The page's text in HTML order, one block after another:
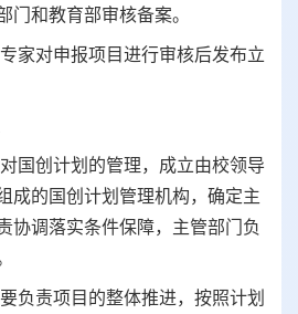
门和教育部审核备案。
家对申报项目进行审核后发布立
国创计划的管理，成立由校领导
成的国创计划管理机构，确定主
协调落实条件保障，主管部门负
负责项目的整体推进，按照计划